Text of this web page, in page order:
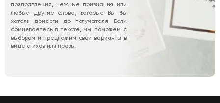
поздравления, нежные признания или
любые другие слова, которые Вы бы
хотели донести до получателя. Если
сомневаетесь в тексте, мы поможем с
выбором и предложим свои варианты в
виде стихов или прозы.